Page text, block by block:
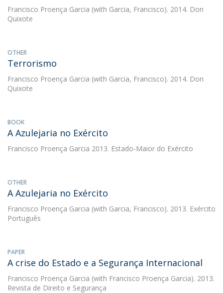
Francisco Proença Garcia (with Garcia, Francisco). 2014. Don
Quixote
OTHER
Terrorismo
Francisco Proença Garcia (with Garcia, Francisco). 2014. Don
Quixote
BOOK
A Azulejaria no Exército
Francisco Proença Garcia 2013. Estado-Maior do Exército
OTHER
A Azulejaria no Exército
Francisco Proença Garcia (with Garcia, Francisco). 2013. Exército
Português
PAPER
A crise do Estado e a Segurança Internacional
Francisco Proença Garcia (with Francisco Proença Garcia). 2013.
Revista de Direito e Segurança